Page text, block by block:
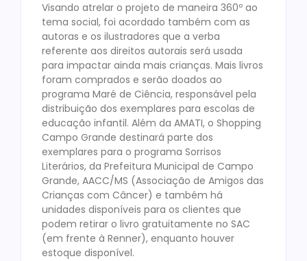
Visando atrelar o projeto de maneira 360º ao
tema social, foi acordado também com as
autoras e os ilustradores que a verba
referente aos direitos autorais será usada
para impactar ainda mais crianças. Mais livros
foram comprados e serão doados ao
programa Maré de Ciência, responsável pela
distribuição dos exemplares para escolas de
educação infantil. Além da AMATI, o Shopping
Campo Grande destinará parte dos
exemplares para o programa Sorrisos
Literários, da Prefeitura Municipal de Campo
Grande, AACC/MS (Associação de Amigos das
Crianças com Câncer) e também há
unidades disponíveis para os clientes que
podem retirar o livro gratuitamente no SAC
(em frente à Renner), enquanto houver
estoque disponível.